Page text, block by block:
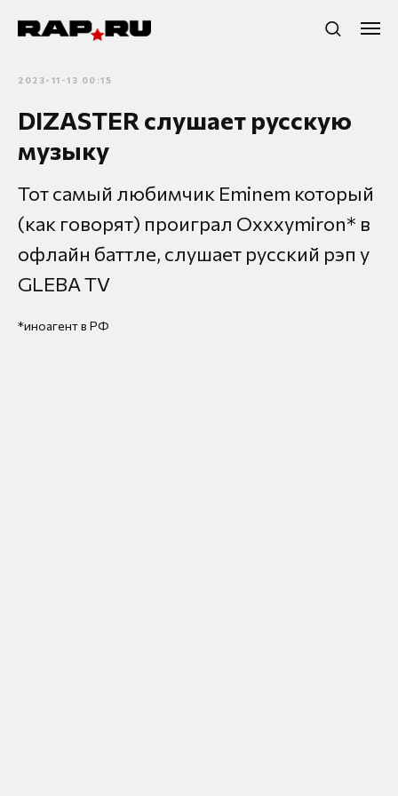
2023-11-13 00:15
DIZASTER слушает русскую
музыку
Тот самый любимчик Eminem который
(как говорят) проиграл Oxxxymiron* в
офлайн баттле, слушает русский рэп у
GLEBA TV
*иноагент в РФ